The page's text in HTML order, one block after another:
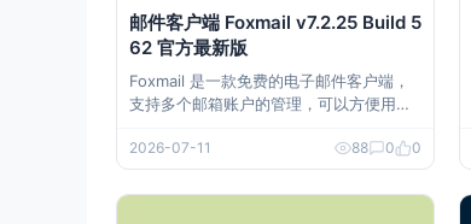
邮件客户端 Foxmail v7.2.25 Build 5
62 官方最新版
Foxmail 是一款免费的电子邮件客户端，
支持多个邮箱账户的管理，可以方便用户
合个人用户及小型企业使用。它支持 IMA
P、POP3 和 SMTP 协议，用户可以轻松
设置和使用各种邮箱服务，如 QQ 邮箱、
2026-07-11 88 0 0